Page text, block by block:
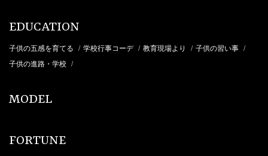
EDUCATION
子供の五感を育てる / 学校行事コーデ / 教育現場より / 子供の習い事 /
子供の進路・学校 /
MODEL
FORTUNE